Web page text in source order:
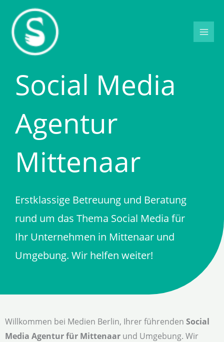
Inhalt
springen
Social Media
Agentur
Mittenaar
Erstklassige Betreuung und Beratung
rund um das Thema Social Media für
Ihr Unternehmen in Mittenaar und
Umgebung. Wir helfen weiter!
Willkommen bei Medien Berlin, Ihrer führenden Social
Media Agentur für Mittenaar und Umgebung. Wir